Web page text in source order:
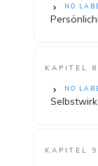
NO
KAPITEL 8
NO
KAPITEL 9